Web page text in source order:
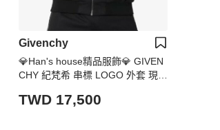
Givenchy
💎Han's house精品服飾💎 GIVEN
CHY 紀梵希 串標 LOGO 外套 現貨
TWD 17,500